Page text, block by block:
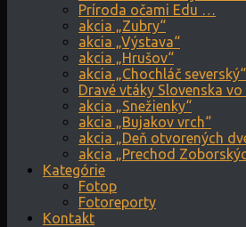
Príroda očami Edu …
akcia „Zubry“
akcia „Výstava“
akcia „Hrušov“
akcia „Chochláč severský“
Dravé vtáky Slovenska
akcia „Snežienky“
akcia „Bujakov vrch“
akcia „Deň otvorených
akcia „Prechod
Kategórie
Fotop
Fotoreporty
Kontakt